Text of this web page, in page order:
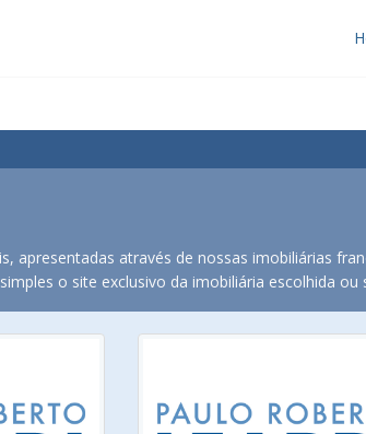
através de nossas imobiliárias
o site exclusivo da imobiliária escolhida